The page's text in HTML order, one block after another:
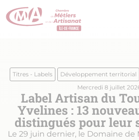
Aller
au
Titres - Labels Développement territorial
Mercredi 8 juillet
Label Artisan du
Yvelines : 13
distingués pour leur
Le 29 juin dernier, le Domaine de